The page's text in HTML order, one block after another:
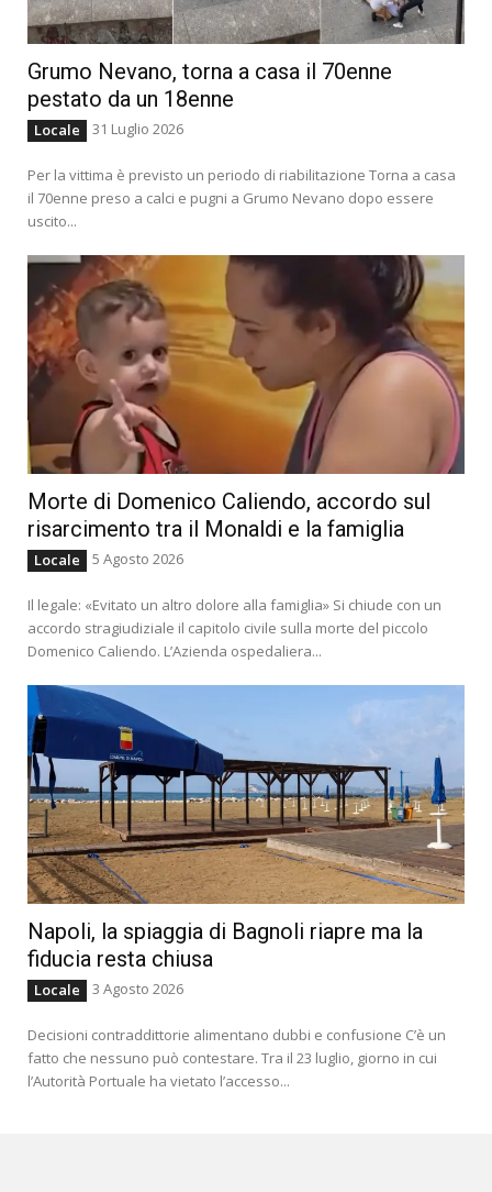
Grumo Nevano, torna a casa il 70enne
pestato da un 18enne
Locale 31 Luglio 2026
Per la vittima è previsto un periodo di riabilitazione Torna a casa
il 70enne preso a calci e pugni a Grumo Nevano dopo essere
uscito...
Morte di Domenico Caliendo, accordo sul
risarcimento tra il Monaldi e la famiglia
Locale 5 Agosto 2026
Il legale: «Evitato un altro dolore alla famiglia» Si chiude con un
accordo stragiudiziale il capitolo civile sulla morte del piccolo
Domenico Caliendo. L’Azienda ospedaliera...
Napoli, la spiaggia di Bagnoli riapre ma la
fiducia resta chiusa
Locale 3 Agosto 2026
Decisioni contraddittorie alimentano dubbi e confusione C’è un
fatto che nessuno può contestare. Tra il 23 luglio, giorno in cui
l’Autorità Portuale ha vietato l’accesso...